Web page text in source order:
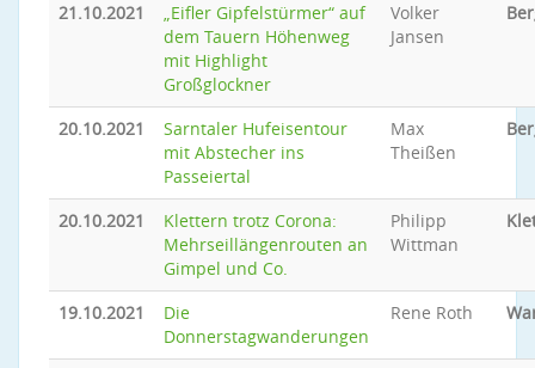
21.10.2021
„Eifler Gipfelstürmer“ auf
dem Tauern Höhenweg
mit Highlight
Großglockner
Volker
Jansen
20.10.2021
Sarntaler Hufeisentour
mit Abstecher ins
Passeiertal
Max
Theißen
20.10.2021
Klettern trotz Corona:
Mehrseillängenrouten an
Gimpel und Co.
Philipp
Wittman
19.10.2021
Die
Donnerstagwanderungen
Rene Roth